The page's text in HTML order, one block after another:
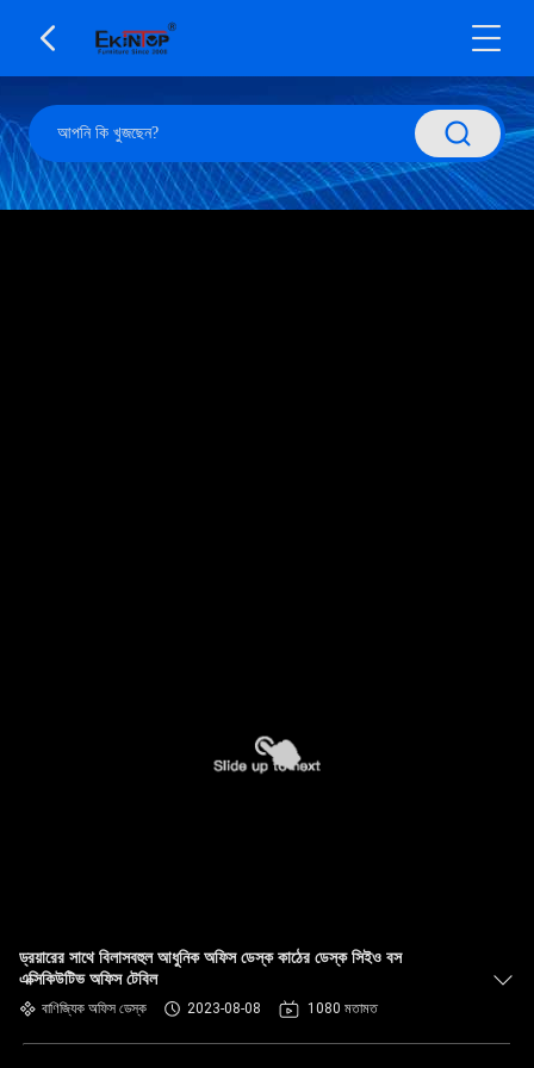
ড্রয়ারের সাথে বিলাসবহুল আধুনিক অফিস ডেস্ক কাঠের ডেস্ক সিইও বস
এক্সিকিউটিভ অফিস টেবিল
বাণিজ্যিক অফিস ডেস্ক 2023-08-08 1080 মতামত